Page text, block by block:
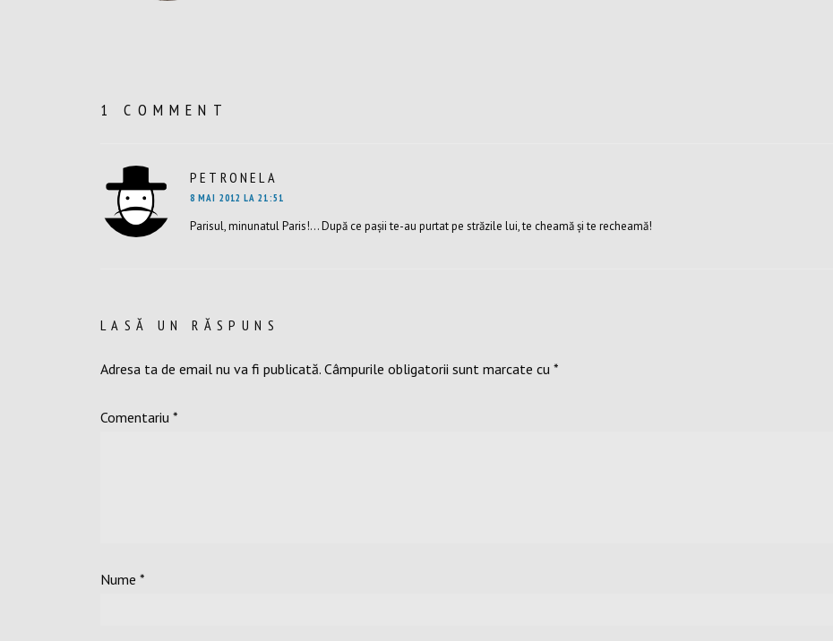
1 COMMENT
PETRONELA
8 MAI 2012 LA 21:51
Parisul, minunatul Paris!… După ce paşii te-au purtat pe străzile lui, te cheamă şi te recheamă!
LASĂ UN RĂSPUNS
Adresa ta de email nu va fi publicată. Câmpurile obligatorii sunt marcate cu *
Comentariu *
Nume *